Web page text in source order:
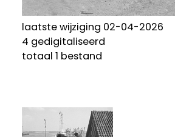
laatste wijziging 02-04-2026
4 gedigitaliseerd
totaal 1 bestand